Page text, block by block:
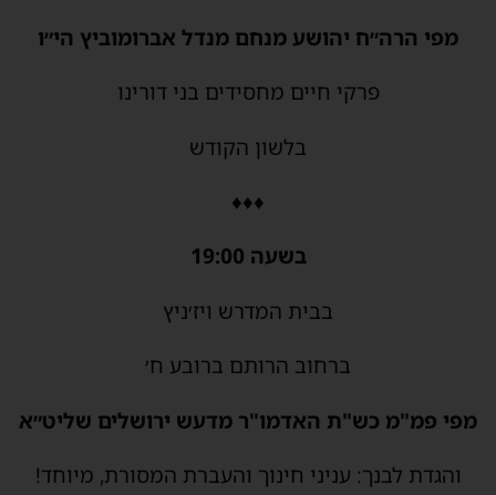
מפי הרה״ח יהושע מנחם מנדל אברומוביץ הי״ו
פרקי חיים מחסידים בני דורינו
בלשון הקודש
♦♦♦
בשעה 19:00
בבית המדרש ויז׳ניץ
ברחוב הרותם ברובע ח׳
מפי פמ"מ כש"ת האדמו"ר מדעש ירושלים שליט״א
והגדת לבנך: עניני חינוך והעברת המסורת, מיוחד!